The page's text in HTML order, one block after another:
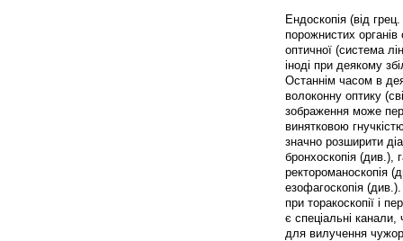
Ендоскопія (від
порожнистих
оптичної (система
іноді при деякому
Останнім часом в
волоконну оптику
зображення може
винятковою
значно розширити
бронхоскопія (див.),
ректороманоскопія
езофагоскопія
при торакоскопії і
є спеціальні канали,
для вилучення